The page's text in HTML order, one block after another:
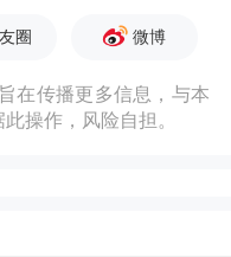
圈 微博
在传播更多信息，与本
操作，风险自担。